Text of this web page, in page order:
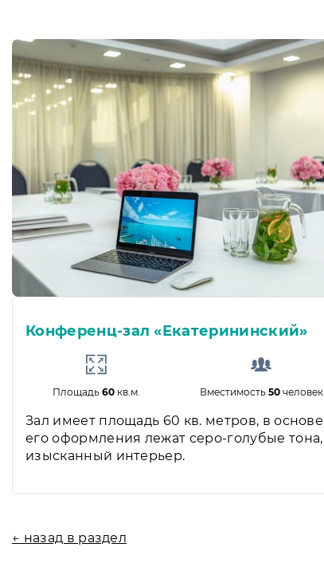
Конференц-зал «Екатерининский»
Площадь 60кв.м. Вместимость 50человек
Зал имеет площадь 60 кв. метров, в основе
его оформления лежат серо-голубые тона,
изысканный интерьер.
← назад в раздел